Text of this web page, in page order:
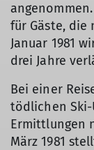
für Gäste, die
Januar 1981
drei Jahre
Bei einer
tödlichen
Ermittlungen
März 1981